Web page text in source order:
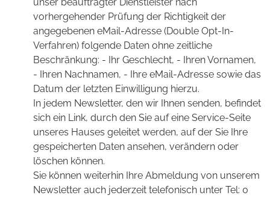
vorhergehender Prüfung der Richtigkeit der
angegebenen eMail-Adresse (Double Opt-In-
Verfahren) folgende Daten ohne zeitliche
Beschränkung: - Ihr Geschlecht, - Ihren Vornamen,
- Ihren Nachnamen, - Ihre eMail-Adresse sowie das
Datum der letzten Einwilligung hierzu.
In jedem Newsletter, den wir Ihnen senden, befindet
sich ein Link, durch den Sie auf eine Service-Seite
unseres Hauses geleitet werden, auf der Sie Ihre
gespeicherten Daten ansehen, verändern oder
löschen können.
Sie können weiterhin Ihre Abmeldung von unserem
Newsletter auch jederzeit telefonisch unter Tel: 0